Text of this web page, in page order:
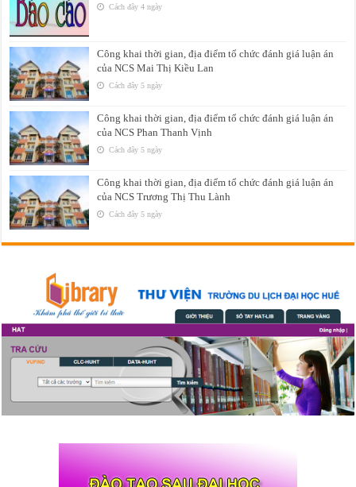
Cách đây 4 ngày
Công khai thời gian, địa điểm tổ chức đánh giá luận án
của NCS Mai Thị Kiều Lan
Cách đây 5 ngày
Công khai thời gian, địa điểm tổ chức đánh giá luận án
của NCS Phan Thanh Vịnh
Cách đây 5 ngày
Công khai thời gian, địa điểm tổ chức đánh giá luận án
của NCS Trương Thị Thu Lành
Cách đây 5 ngày